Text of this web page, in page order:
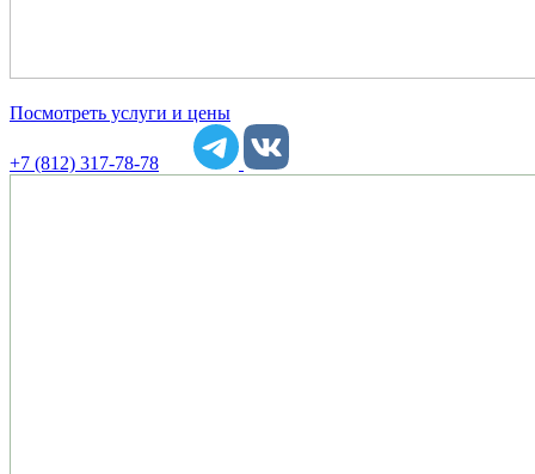
Посмотреть услуги и цены
+7 (812) 317-78-78